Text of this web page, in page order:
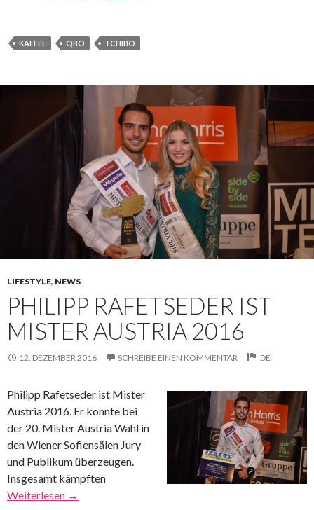
KAFFEE QBO TCHIBO
LIFESTYLE, NEWS
PHILIPP RAFETSEDER IST
MISTER AUSTRIA 2016
12. DEZEMBER 2016 SCHREIBE EINEN KOMMENTAR DE
Philipp Rafetseder ist Mister
Austria 2016. Er konnte bei
der 20. Mister Austria Wahl in
den Wiener Sofiensälen Jury
und Publikum überzeugen.
Insgesamt kämpften
Weiterlesen →